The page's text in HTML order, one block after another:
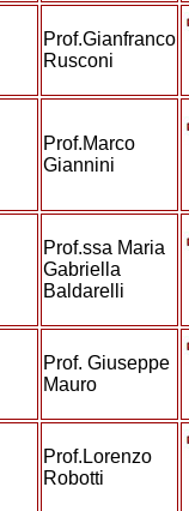
Prof.Gianfranco
Rusconi
Prof.Marco
Giannini
Prof.ssa Maria
Gabriella
Baldarelli
Prof. Giuseppe
Mauro
Prof.Lorenzo
Robotti